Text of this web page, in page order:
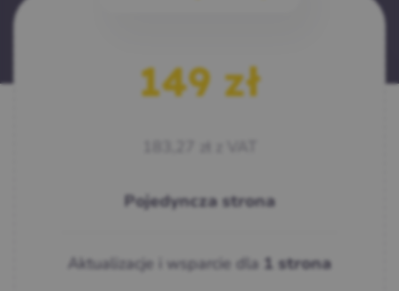
149 zł
Pojedyncza strona
Aktualizacje i wsparcie dla 1 strona